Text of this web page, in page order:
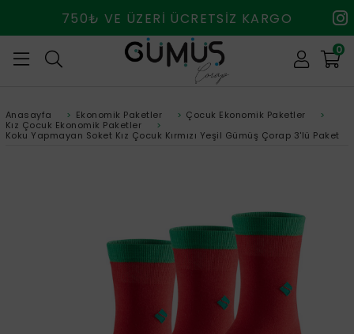
750₺ VE ÜZERİ ÜCRETSİZ KARGO
0
Anasayfa > Ekonomik Paketler > Çocuk Ekonomik Paketler
>
Kız Çocuk Ekonomik Paketler
>
Koku Yapmayan Soket Kız Çocuk Kırmızı Yeşil Gümüş Çorap 3'lü Paket